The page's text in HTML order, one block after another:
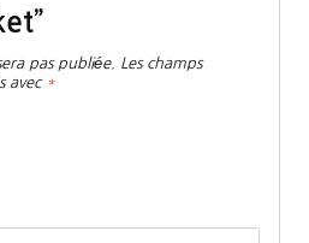
pas publiée.
Les champs
avec *